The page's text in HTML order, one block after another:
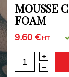
MOUSSE
FOAM
9.60 €HT